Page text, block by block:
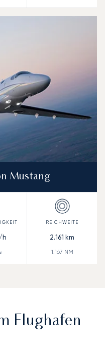
Mustang
h 2.161 km
1.167 NM
Flughafen